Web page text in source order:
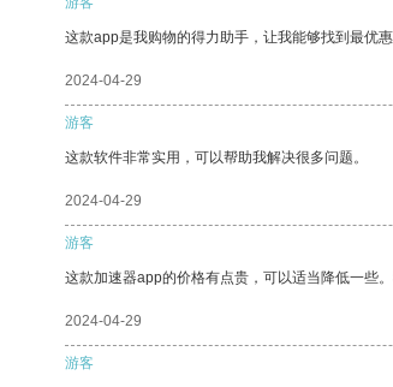
这款app是我购物的得力助手，让我能够找到最优
2024-04-29
游客
这款软件非常实用，可以帮助我解决很多问题。
2024-04-29
游客
这款加速器app的价格有点贵，可以适当降低一些
2024-04-29
游客